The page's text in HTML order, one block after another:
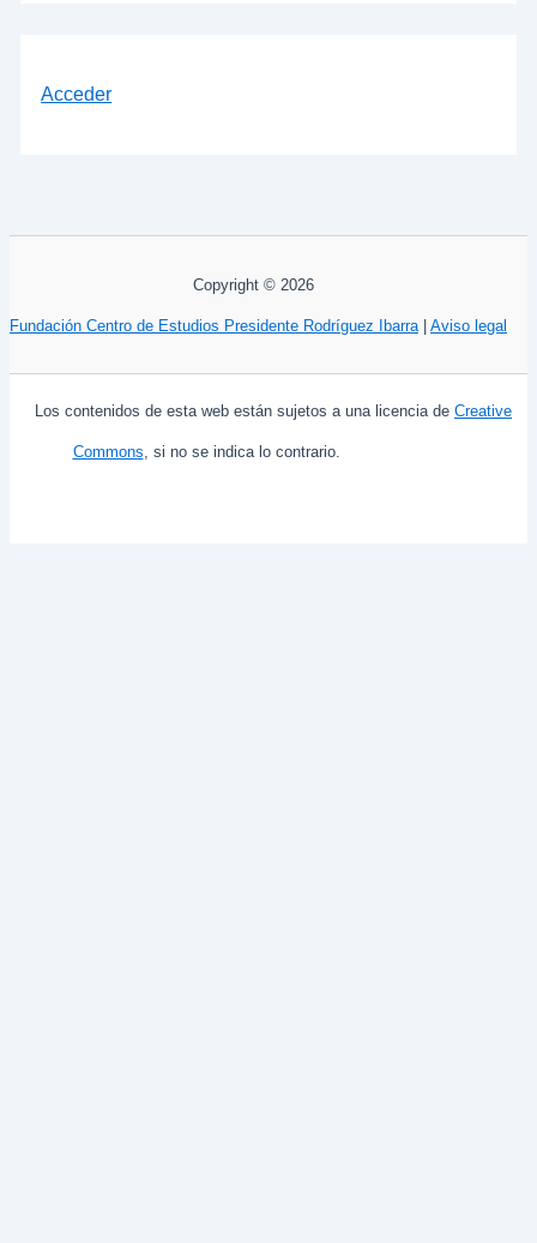
Acceder
Copyright © 2026
Fundación Centro de Estudios Presidente Rodríguez Ibarra| Aviso legal
Los contenidos de esta web están sujetos a una licencia de Creative
Commons, si no se indica lo contrario.